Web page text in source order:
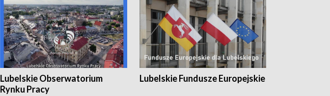
Lubelskie Obserwatorium
Rynku Pracy
Lubelskie Fundusze Europejskie